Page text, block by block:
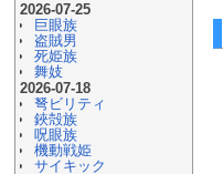
2026-07-25
巨眼族
盗賊男
死姫族
舞妓
2026-07-18
弩ビリティ
鋏殻族
呪眼族
機動戦姫
サイキック